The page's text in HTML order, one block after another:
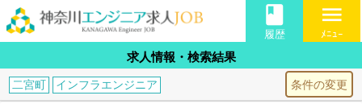
book
履歴
menu
ﾒﾆｭｰ
求人情報・検索結果
条件の変更
二宮町 インフラエンジニア